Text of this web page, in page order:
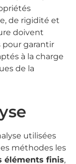
de rigidité et
doivent
garantir
à la charge
de la
utilisées
méthodes les
éléments finis,